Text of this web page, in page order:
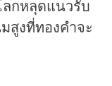
ลกหลุดแนวรับ
สูงที่ทองคำจะ